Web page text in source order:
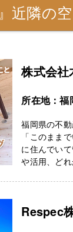
近隣の
株式会
所在地：福
福岡県の不
「このまま
に住んでい
や活用、ど
Respec